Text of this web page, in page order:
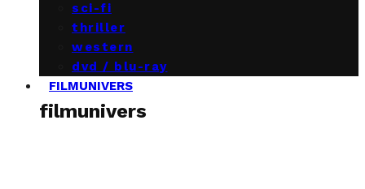
sci-fi
thriller
western
dvd / blu-ray
FILMUNIVERS
filmunivers